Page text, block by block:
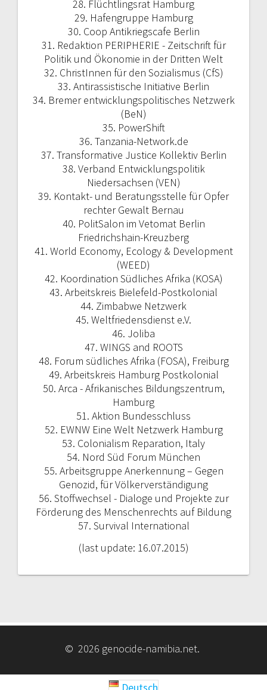
28. Flüchtlingsrat Hamburg
29. Hafengruppe Hamburg
30. Coop Antikriegscafe Berlin
31. Redaktion PERIPHERIE - Zeitschrift für
Politik und Ökonomie in der Dritten Welt
32. ChristInnen für den Sozialismus (CfS)
33. Antirassistische Initiative Berlin
34. Bremer entwicklungspolitisches Netzwerk
(BeN)
35. PowerShift
36. Tanzania-Network.de
37. Transformative Justice Kollektiv Berlin
38. Verband Entwicklungspolitik
Niedersachsen (VEN)
39. Kontakt- und Beratungsstelle für Opfer
rechter Gewalt Bernau
40. PolitSalon im Vetomat Berlin
Friedrichshain-Kreuzberg
41. World Economy, Ecology & Development
(WEED)
42. Koordination Südliches Afrika (KOSA)
43. Arbeitskreis Bielefeld-Postkolonial
44. Zimbabwe Netzwerk
45. Weltfriedensdienst e.V.
46. Joliba
47. WINGS and ROOTS
48. Forum südliches Afrika (FOSA), Freiburg
49. Arbeitskreis Hamburg Postkolonial
50. Arca - Afrikanisches Bildungszentrum,
Hamburg
51. Aktion Bundesschluss
52. EWNW Eine Welt Netzwerk Hamburg
53. Colonialism Reparation, Italy
54. Nord Süd Forum München
55. Arbeitsgruppe Anerkennung – Gegen
Genozid, für Völkerverständigung
56. Stoffwechsel - Dialoge und Projekte zur
Förderung des Menschenrechts auf Bildung
57. Survival International
(last update: 16.07.2015)
© 2026 genocide-namibia.net.
Deutsch